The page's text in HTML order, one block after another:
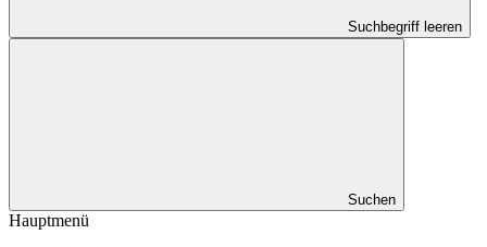
Suchbegriff leeren
Suchen
Hauptmenü